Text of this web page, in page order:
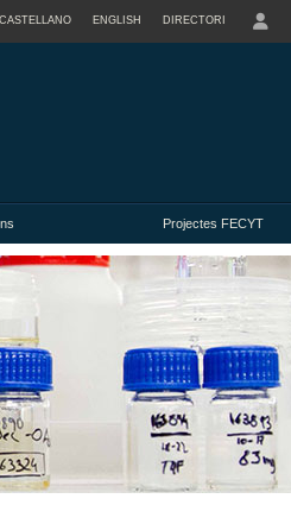
CASTELLANO ENGLISH DIRECTORI
Projectes FECYT